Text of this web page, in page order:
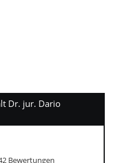
Dr. jur. Dario
Bewertungen